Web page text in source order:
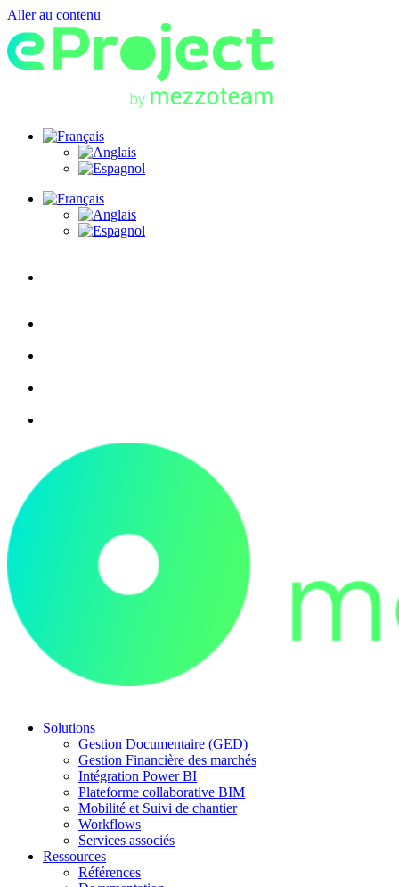
Aller au contenu
Solutions
Gestion Documentaire (GED)
Gestion Financière des marchés
Intégration Power BI
Plateforme collaborative BIM
Mobilité et Suivi de chantier
Workflows
Services associés
Ressources
Références